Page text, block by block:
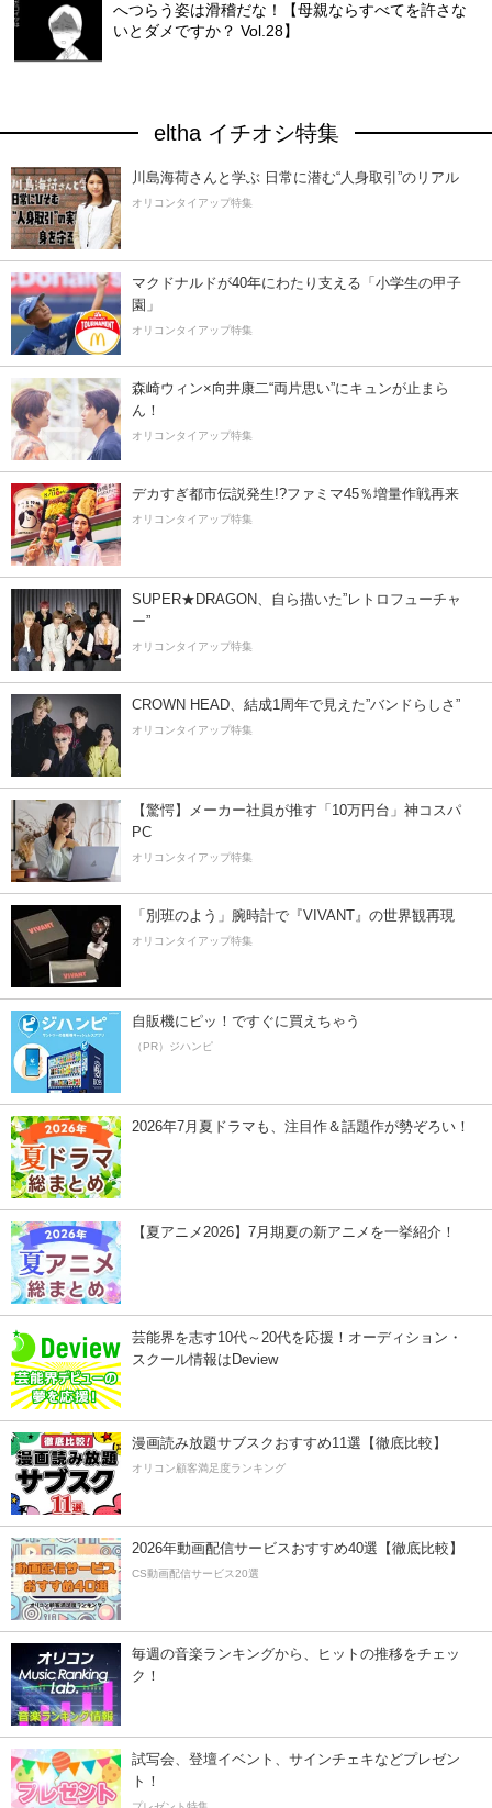
へつらう姿は滑稽だな！【母親ならすべてを許さな
いとダメですか？ Vol.28】
eltha イチオシ特集
川島海荷さんと学ぶ 日常に潜む“人身取引”のリアル
オリコンタイアップ特集
マクドナルドが40年にわたり支える「小学生の甲子
園」
オリコンタイアップ特集
森崎ウィン×向井康二“両片思い”にキュンが止まら
ん！
オリコンタイアップ特集
デカすぎ都市伝説発生!?ファミマ45％増量作戦再来
オリコンタイアップ特集
SUPER★DRAGON、自ら描いた”レトロフューチャ
ー”
オリコンタイアップ特集
CROWN HEAD、結成1周年で見えた”バンドらしさ”
オリコンタイアップ特集
【驚愕】メーカー社員が推す「10万円台」神コスパ
PC
オリコンタイアップ特集
「別班のよう」腕時計で『VIVANT』の世界観再現
オリコンタイアップ特集
自販機にピッ！ですぐに買えちゃう
（PR）ジハンピ
2026年7月夏ドラマも、注目作＆話題作が勢ぞろい！
【夏アニメ2026】7月期夏の新アニメを一挙紹介！
芸能界を志す10代～20代を応援！オーディション・
スクール情報はDeview
漫画読み放題サブスクおすすめ11選【徹底比較】
オリコン顧客満足度ランキング
2026年動画配信サービスおすすめ40選【徹底比較】
CS動画配信サービス20選
毎週の音楽ランキングから、ヒットの推移をチェッ
ク！
試写会、登壇イベント、サインチェキなどプレゼン
ト！